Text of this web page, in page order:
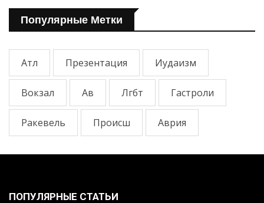
Популярные Метки
Атл Презентация Иудаизм
Вокзал Ав Лгбт Гастроли
Ракевель Происш Аврия
ПОПУЛЯРНЫЕ СТАТЬИ